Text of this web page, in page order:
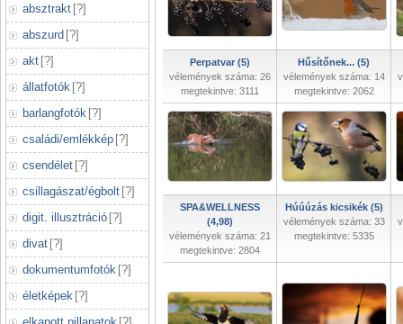
absztrakt [?]
abszurd [?]
akt [?]
állatfotók [?]
barlangfotók [?]
családi/emlékkép [?]
csendélet [?]
csillagászat/égbolt [?]
digit. illusztráció [?]
divat [?]
dokumentumfotók [?]
életképek [?]
Perpatvar (5)
vélemények száma: 26
megtekintve: 3111
Hűsítőnek... (5)
vélemények száma: 14
megtekintve: 2062
SPA&WELLNESS
(4,98)
vélemények száma: 21
megtekintve: 2804
Húúúzás kicsikék (5)
vélemények száma: 33
megtekintve: 5335